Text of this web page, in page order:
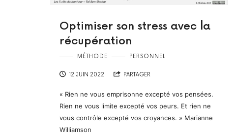
Optimiser son stress avec la
récupération
MÉTHODE PERSONNEL
12 JUIN 2022 PARTAGER
« Rien ne vous emprisonne excepté vos pensées.
Rien ne vous limite excepté vos peurs. Et rien ne
vous contrôle excepté vos croyances. » Marianne
Williamson